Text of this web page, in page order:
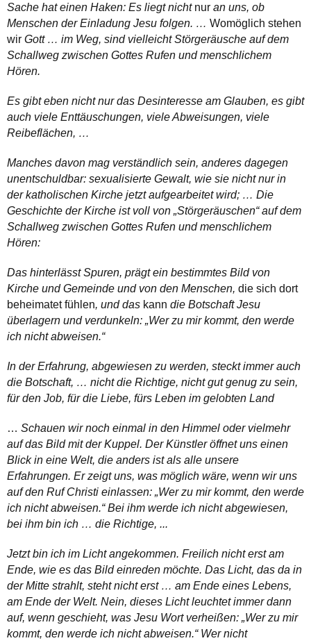
Sache hat einen Haken: Es liegt nicht nur an uns, ob
Menschen der Einladung Jesu folgen. … Womöglich stehen
wir Gott … im Weg, sind vielleicht Störgeräusche auf dem
Schallweg zwischen Gottes Rufen und menschlichem
Hören.
Es gibt eben nicht nur das Desinteresse am Glauben, es gibt
auch viele Enttäuschungen, viele Abweisungen, viele
Reibeflächen, …
Manches davon mag verständlich sein, anderes dagegen
unentschuldbar: sexualisierte Gewalt, wie sie nicht nur in
der katholischen Kirche jetzt aufgearbeitet wird; … Die
Geschichte der Kirche ist voll von „Störgeräuschen“ auf dem
Schallweg zwischen Gottes Rufen und menschlichem
Hören:
Das hinterlässt Spuren, prägt ein bestimmtes Bild von
Kirche und Gemeinde und von den Menschen, die sich dort
beheimatet fühlen, und das kann die Botschaft Jesu
überlagern und verdunkeln: „Wer zu mir kommt, den werde
ich nicht abweisen.“
In der Erfahrung, abgewiesen zu werden, steckt immer auch
die Botschaft, … nicht die Richtige, nicht gut genug zu sein,
für den Job, für die Liebe, fürs Leben im gelobten Land
… Schauen wir noch einmal in den Himmel oder vielmehr
auf das Bild mit der Kuppel. Der Künstler öffnet uns einen
Blick in eine Welt, die anders ist als alle unsere
Erfahrungen. Er zeigt uns, was möglich wäre, wenn wir uns
auf den Ruf Christi einlassen: „Wer zu mir kommt, den werde
ich nicht abweisen.“ Bei ihm werde ich nicht abgewiesen,
bei ihm bin ich … die Richtige, ...
Jetzt bin ich im Licht angekommen. Freilich nicht erst am
Ende, wie es das Bild einreden möchte. Das Licht, das da in
der Mitte strahlt, steht nicht erst … am Ende eines Lebens,
am Ende der Welt. Nein, dieses Licht leuchtet immer dann
auf, wenn geschieht, was Jesu Wort verheißen: „Wer zu mir
kommt, den werde ich nicht abweisen.“ Wer nicht